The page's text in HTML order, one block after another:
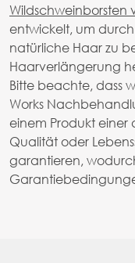
Wildschweinborsten
entwickelt, um
natürliche Haar zu
Haarverlängerung
Bitte beachte, dass
Works
einem Produkt
Qualität oder
garantieren,